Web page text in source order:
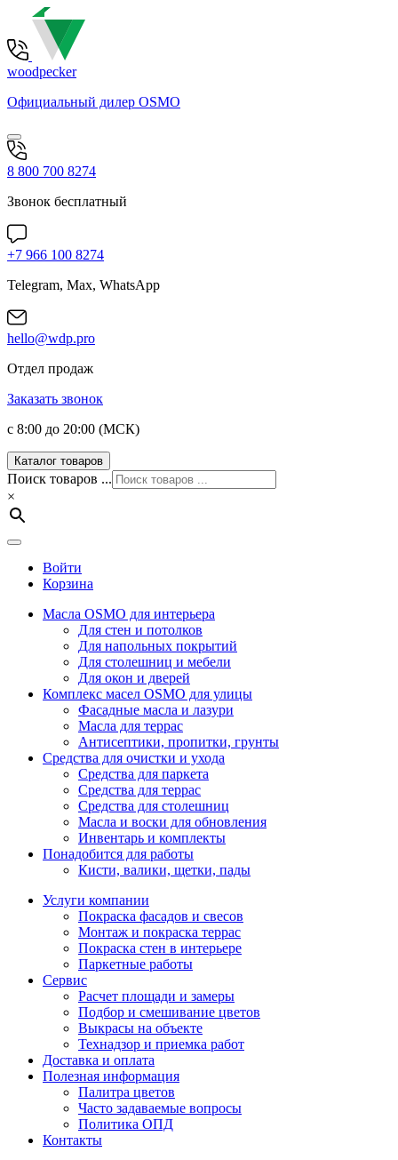
woodpecker
Официальный дилер OSMO
8 800 700 8274
Звонок бесплатный
+7 966 100 8274
Telegram, Max, WhatsApp
hello@wdp.pro
Отдел продаж
Заказать звонок
с 8:00 до 20:00 (МСК)
Каталог товаров
Поиск товаров ...
×
Войти
Корзина
Масла OSMO для интерьера
Для стен и потолков
Для напольных покрытий
Для столешниц и мебели
Для окон и дверей
Комплекс масел OSMO для улицы
Фасадные масла и лазури
Масла для террас
Антисептики, пропитки, грунты
Средства для очистки и ухода
Средства для паркета
Средства для террас
Средства для столешниц
Масла и воски для обновления
Инвентарь и комплекты
Понадобится для работы
Кисти, валики, щетки, пады
Услуги компании
Покраска фасадов и свесов
Монтаж и покраска террас
Покраска стен в интерьере
Паркетные работы
Сервис
Расчет площади и замеры
Подбор и смешивание цветов
Выкрасы на объекте
Технадзор и приемка работ
Доставка и оплата
Полезная информация
Палитра цветов
Часто задаваемые вопросы
Политика ОПД
Контакты